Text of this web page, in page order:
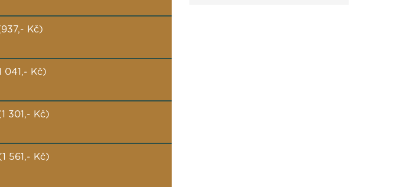
Kč)
041,- Kč)
301,- Kč)
561,- Kč)